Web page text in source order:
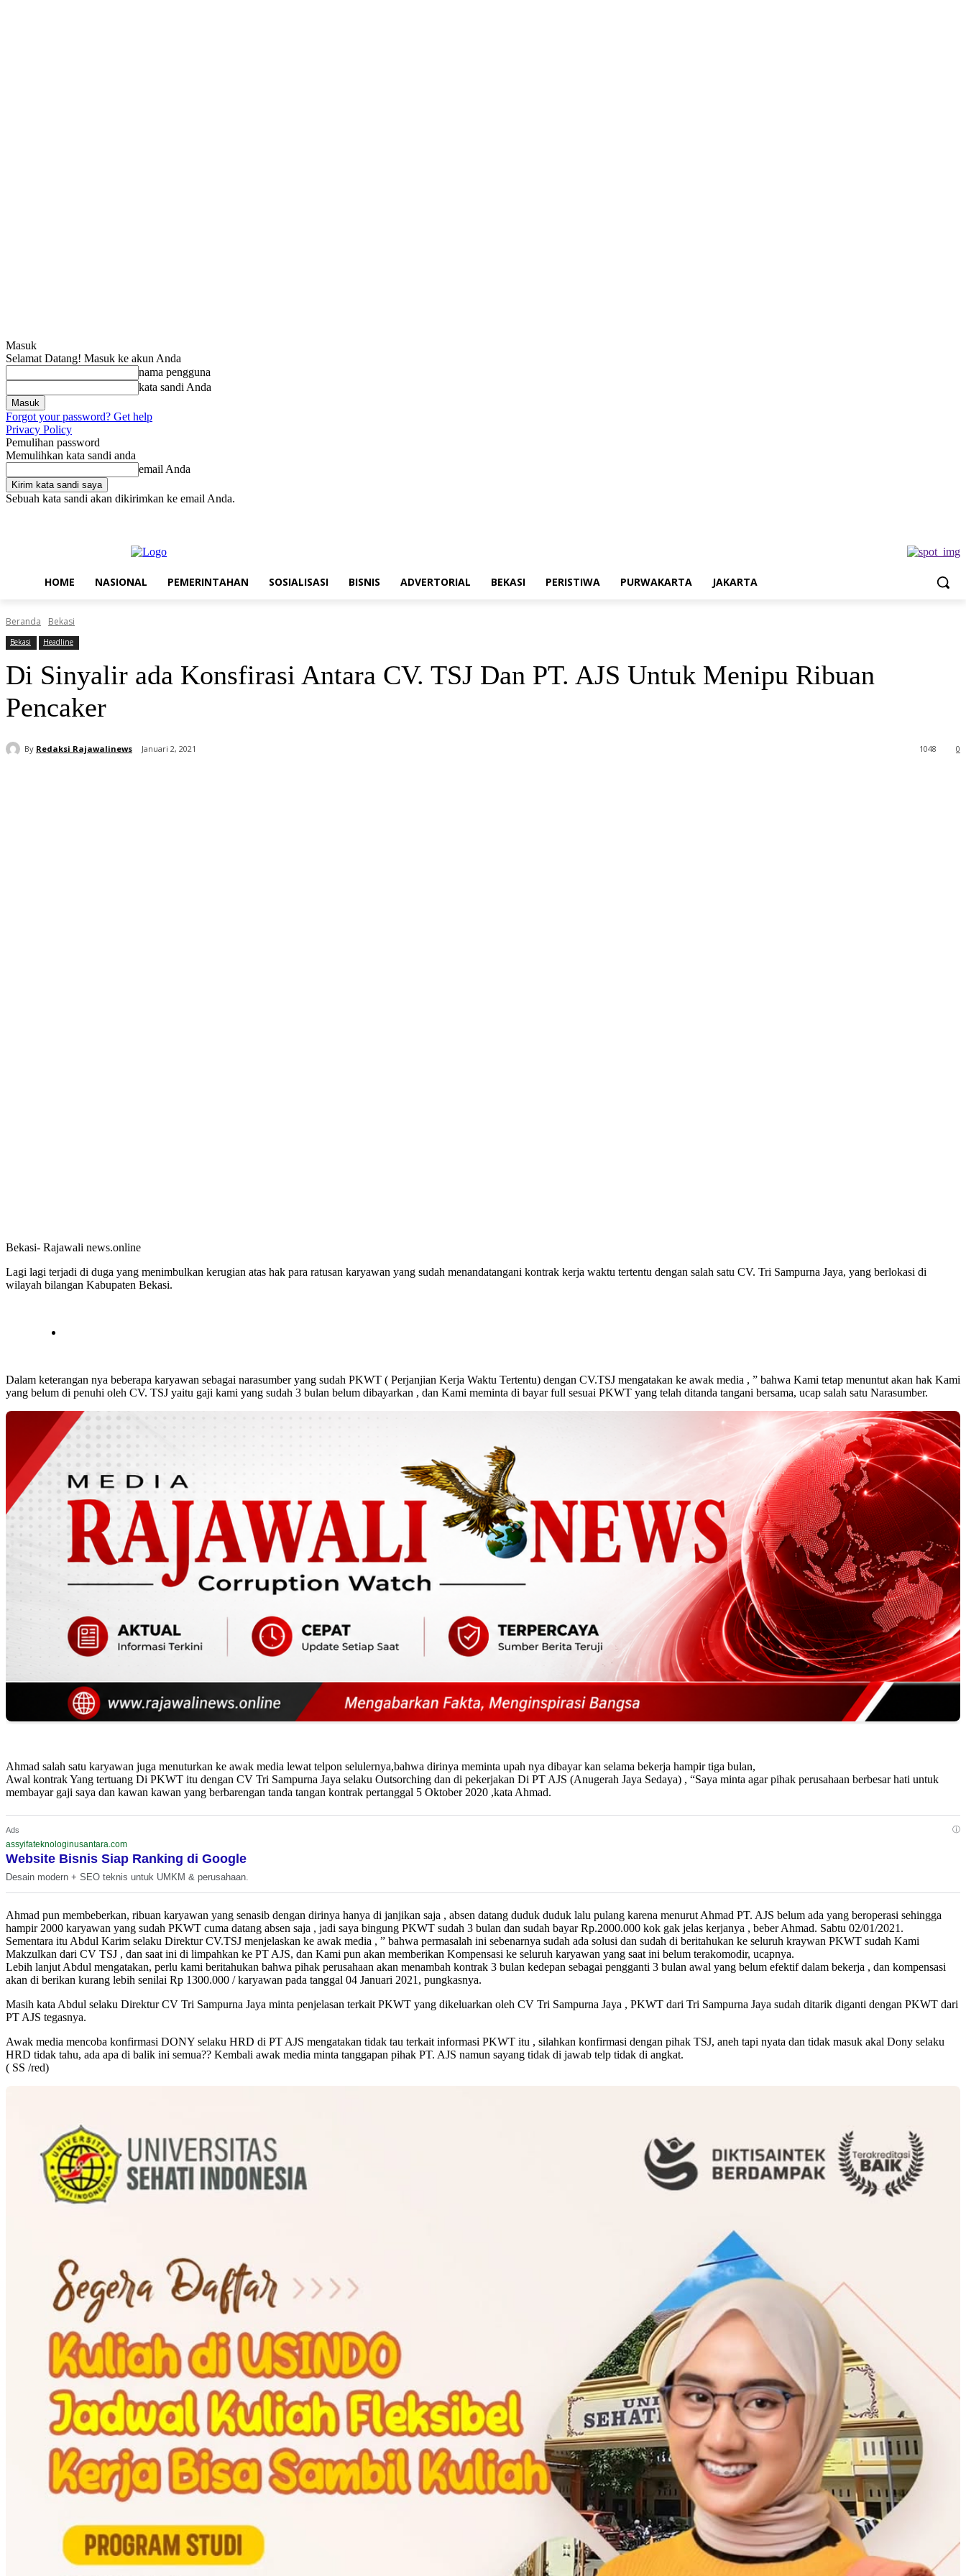
Masuk
Selamat Datang! Masuk ke akun Anda
nama pengguna
kata sandi Anda
Forgot your password? Get help
Privacy Policy
Pemulihan password
Memulihkan kata sandi anda
email Anda
Sebuah kata sandi akan dikirimkan ke email Anda.
HOME NASIONAL PEMERINTAHAN SOSIALISASI BISNIS ADVERTORIAL BEKASI PERISTIWA PURWAKARTA JAKARTA
Beranda Bekasi
Bekasi Headline
Di Sinyalir ada Konsfirasi Antara CV. TSJ Dan PT. AJS Untuk Menipu Ribuan
Pencaker
By Redaksi Rajawalinews Januari 2, 2021 0
1048
Bekasi- Rajawali news.online
Lagi lagi terjadi di duga yang menimbulkan kerugian atas hak para ratusan karyawan yang sudah menandatangani kontrak kerja waktu tertentu dengan salah satu CV. Tri Sampurna Jaya, yang berlokasi di
wilayah bilangan Kabupaten Bekasi.
Dalam keterangan nya beberapa karyawan sebagai narasumber yang sudah PKWT ( Perjanjian Kerja Waktu Tertentu) dengan CV.TSJ mengatakan ke awak media , ” bahwa Kami tetap menuntut akan hak Kami
yang belum di penuhi oleh CV. TSJ yaitu gaji kami yang sudah 3 bulan belum dibayarkan , dan Kami meminta di bayar full sesuai PKWT yang telah ditanda tangani bersama, ucap salah satu Narasumber.
Ahmad salah satu karyawan juga menuturkan ke awak media lewat telpon selulernya,bahwa dirinya meminta upah nya dibayar kan selama bekerja hampir tiga bulan,
Awal kontrak Yang tertuang Di PKWT itu dengan CV Tri Sampurna Jaya selaku Outsorching dan di pekerjakan Di PT AJS (Anugerah Jaya Sedaya) , “Saya minta agar pihak perusahaan berbesar hati untuk
membayar gaji saya dan kawan kawan yang berbarengan tanda tangan kontrak pertanggal 5 Oktober 2020 ,kata Ahmad.
Ads ⓘ
assyifateknologinusantara.com
Website Bisnis Siap Ranking di Google
Desain modern + SEO teknis untuk UMKM & perusahaan.
Ahmad pun membeberkan, ribuan karyawan yang senasib dengan dirinya hanya di janjikan saja , absen datang duduk duduk lalu pulang karena menurut Ahmad PT. AJS belum ada yang beroperasi sehingga
hampir 2000 karyawan yang sudah PKWT cuma datang absen saja , jadi saya bingung PKWT sudah 3 bulan dan sudah bayar Rp.2000.000 kok gak jelas kerjanya , beber Ahmad. Sabtu 02/01/2021.
Sementara itu Abdul Karim selaku Direktur CV.TSJ menjelaskan ke awak media , ” bahwa permasalah ini sebenarnya sudah ada solusi dan sudah di beritahukan ke seluruh kraywan PKWT sudah Kami
Makzulkan dari CV TSJ , dan saat ini di limpahkan ke PT AJS, dan Kami pun akan memberikan Kompensasi ke seluruh karyawan yang saat ini belum terakomodir, ucapnya.
Lebih lanjut Abdul mengatakan, perlu kami beritahukan bahwa pihak perusahaan akan menambah kontrak 3 bulan kedepan sebagai pengganti 3 bulan awal yang belum efektif dalam bekerja , dan kompensasi
akan di berikan kurang lebih senilai Rp 1300.000 / karyawan pada tanggal 04 Januari 2021, pungkasnya.
Masih kata Abdul selaku Direktur CV Tri Sampurna Jaya minta penjelasan terkait PKWT yang dikeluarkan oleh CV Tri Sampurna Jaya , PKWT dari Tri Sampurna Jaya sudah ditarik diganti dengan PKWT dari
PT AJS tegasnya.
Awak media mencoba konfirmasi DONY selaku HRD di PT AJS mengatakan tidak tau terkait informasi PKWT itu , silahkan konfirmasi dengan pihak TSJ, aneh tapi nyata dan tidak masuk akal Dony selaku
HRD tidak tahu, ada apa di balik ini semua?? Kembali awak media minta tanggapan pihak PT. AJS namun sayang tidak di jawab telp tidak di angkat.
( SS /red)